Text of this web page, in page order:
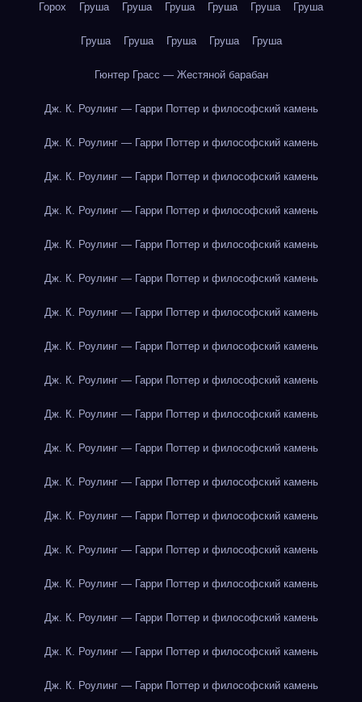
Горох Груша Груша Груша Груша Груша Груша
Груша Груша Груша Груша Груша
Гюнтер Грасс — Жестяной барабан
Дж. К. Роулинг — Гарри Поттер и философский камень
Дж. К. Роулинг — Гарри Поттер и философский камень
Дж. К. Роулинг — Гарри Поттер и философский камень
Дж. К. Роулинг — Гарри Поттер и философский камень
Дж. К. Роулинг — Гарри Поттер и философский камень
Дж. К. Роулинг — Гарри Поттер и философский камень
Дж. К. Роулинг — Гарри Поттер и философский камень
Дж. К. Роулинг — Гарри Поттер и философский камень
Дж. К. Роулинг — Гарри Поттер и философский камень
Дж. К. Роулинг — Гарри Поттер и философский камень
Дж. К. Роулинг — Гарри Поттер и философский камень
Дж. К. Роулинг — Гарри Поттер и философский камень
Дж. К. Роулинг — Гарри Поттер и философский камень
Дж. К. Роулинг — Гарри Поттер и философский камень
Дж. К. Роулинг — Гарри Поттер и философский камень
Дж. К. Роулинг — Гарри Поттер и философский камень
Дж. К. Роулинг — Гарри Поттер и философский камень
Дж. К. Роулинг — Гарри Поттер и философский камень